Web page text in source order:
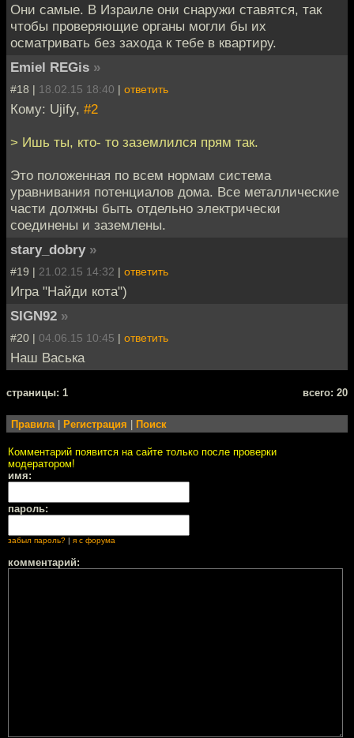
Они самые. В Израиле они снаружи ставятся, так
чтобы проверяющие органы могли бы их
осматривать без захода к тебе в квартиру.
Emiel REGis »
#18 | 18.02.15 18:40 | ответить
Кому: Ujify, #2
> Ишь ты, кто- то заземлился прям так.
Это положенная по всем нормам система
уравнивания потенциалов дома. Все металлические
части должны быть отдельно электрически
соединены и заземлены.
stary_dobry »
#19 | 21.02.15 14:32 | ответить
Игра "Найди кота")
SIGN92 »
#20 | 04.06.15 10:45 | ответить
Наш Васька
cтраницы: 1 всего: 20
Правила| Регистрация Поиск
Комментарий появится на сайте только после проверки
модератором!
имя:
пароль:
забыл пароль? | я с форума
комментарий: